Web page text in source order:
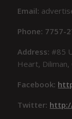
Email:
Phone: 7757-
Address:#85
Heart, Diliman,
Facebook:
Twitter: